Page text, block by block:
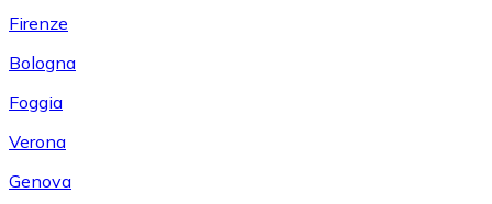
Firenze
Bologna
Foggia
Verona
Genova